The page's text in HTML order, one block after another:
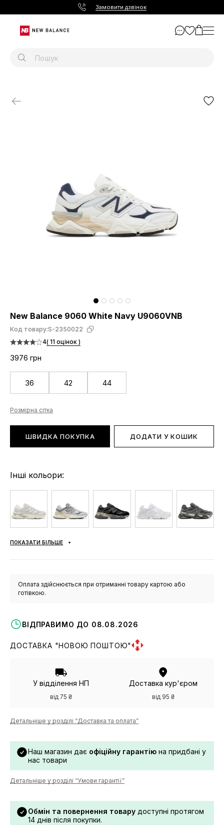
Замовити дзвінок
New Balance 9060 White Navy U9060VNB
Код товару:S-2350022
4( 11 оцінок )
3976 грн
36 42 44
Розмірна сітка
ШВИДКА ПОКУПКА ДОДАТИ У КОШИК
Інші кольори:
ПОКАЗАТИ БІЛЬШЕ
Оплата здійснюється при отриманні товару картою або
готівкою.
ВІДПРАВИМО ДО 08.08.2026
ДОСТАВКА "НОВОЮ ПОШТОЮ"
У відділення НП
від 75 ₴
Доставка кур'єром
від 95 ₴
Детальніше у розділі “Доставка та оплата”
Наш магазин дає офіційну гарантію на придбані у
нас товари
Детальніше у розділі “Умови гарантії”
Обмін та повернення товару доступні протягом
14 днів після покупки.